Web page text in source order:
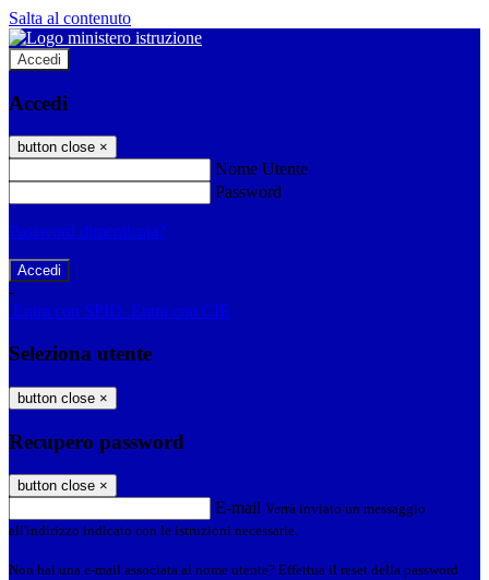
Salta al contenuto
Accedi
Accedi
button close ×
Nome Utente
Password
Password dimenticata?
-
Entra con SPID Entra con CIE
Seleziona utente
button close ×
Recupero password
button close ×
E-mail Verrà inviato un messaggio
all'indirizzo indicato con le istruzioni necessarie.
Non hai una e-mail associata al nome utente? Effettua il reset della password